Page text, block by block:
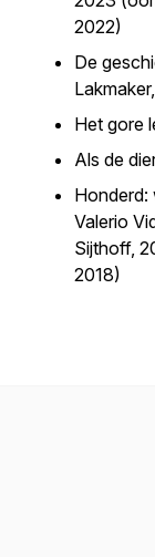
2022)
De
Het gore
Als de
Honderd:
Valerio
Sijthoff,
2018)